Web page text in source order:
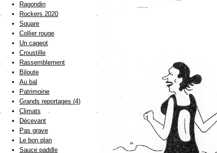
Ragondin
Rockers 2020
Square
Collier rouge
Un cageot
Croustille
Rassemblement
Biloute
Au bal
Patrimoine
Grands reportages (4)
Climats
Décevant
Pas grave
Le bon plan
Sauce paddle